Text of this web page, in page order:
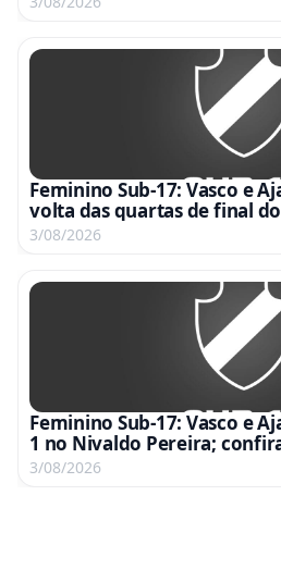
Feminino Sub-17: Vasco e
volta das quartas de final
3/08/2026
Feminino Sub-17: Vasco e
1 no Nivaldo Pereira;
Gabriela
3/08/2026